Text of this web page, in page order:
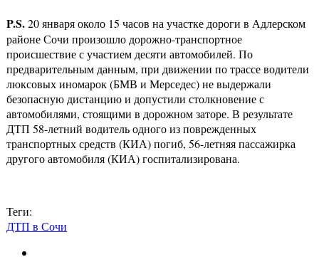
P.S.20 января около 15 часов на участке дороги в Адлерском
районе Сочи произошло дорожно-транспортное
происшествие с участием десяти автомобилей. По
предварительным данным, при движении по трассе водители
люксовых иномарок (БМВ и Мерседес) не выдержали
безопасную дистанцию и допустили столкновение с
автомобилями, стоящими в дорожном заторе. В результате
ДТП 58-летний водитель одного из поврежденных
транспортных средств (КИА) погиб, 56-летняя пассажирка
другого автомобиля (КИА) госпитализирована.
Теги:
ДТП в Сочи